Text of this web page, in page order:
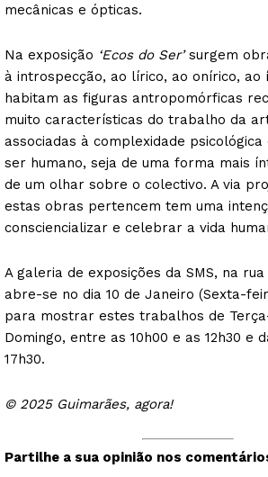
mecânicas e ópticas.
Na exposição ‘Ecos do Ser’surgem
à introspecção, ao lírico, ao onírico, ao
habitam as figuras antropomórficas
muito características do trabalho da
associadas à complexidade
ser humano, seja de uma forma mais
de um olhar sobre o colectivo. A via
estas obras pertencem tem uma
consciencializar e celebrar a vida
A galeria de exposições da SMS, na rua
abre-se no dia 10 de Janeiro (Sexta-
para mostrar estes trabalhos de
Domingo, entre as 10h00 e as 12h30 e
17h30.
© 2025 Guimarães, agora!
Partilhe a sua opinião nos